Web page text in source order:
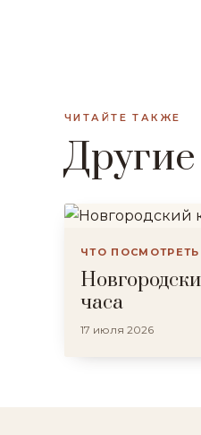
ЧИТАЙТЕ ТАКЖЕ
ЧТО ПОСМОТРЕТЬ
часа
17 июля 2026